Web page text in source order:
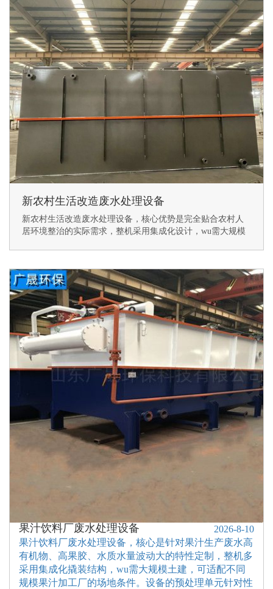
别墅群生活污水处理设备 新农村污水处理改造工程
汽车站污水处理设备
宾馆生活污水处理设备
酒店生活污水处理设备 商店污水处理设备
大型超市生活污水处理设备 一体化污水处理器设备
新农村生活改造废水处理设备
新农村生活改造废水处理设备，核心优势是完全贴合农村人
居环境整治的实际需求，整机采用集成化设计，wu需大规模
果汁饮料厂废水处理设备
2026-8-10
果汁饮料厂废水处理设备，核心是针对果汁生产废水高
有机物、高果胶、水质水量波动大的特性定制，整机多
采用集成化撬装结构，wu需大规模土建，可适配不同
规模果汁加工厂的场地条件。设备的预处理单元针对性